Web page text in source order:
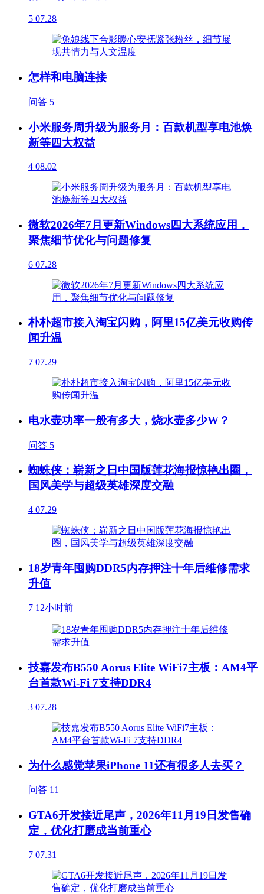
5 07.28
怎样和电脑连接
问答 5
小米服务周升级为服务月：百款机型享电池焕
新等四大权益
4 08.02
微软2026年7月更新Windows四大系统应用，
聚焦细节优化与问题修复
6 07.28
朴朴超市接入淘宝闪购，阿里15亿美元收购传
闻升温
7 07.29
电水壶功率一般有多大，烧水壶多少W？
问答 5
蜘蛛侠：崭新之日中国版莲花海报惊艳出圈，
国风美学与超级英雄深度交融
4 07.29
18岁青年囤购DDR5内存押注十年后维修需求
升值
7 12小时前
技嘉发布B550 Aorus Elite WiFi7主板：AM4平
台首款Wi-Fi 7支持DDR4
3 07.28
为什么感觉苹果iPhone 11还有很多人去买？
问答 11
GTA6开发接近尾声，2026年11月19日发售确
定，优化打磨成当前重心
7 07.31